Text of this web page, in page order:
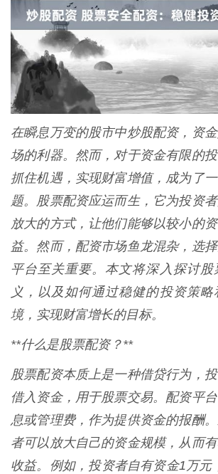
在瞬息万变的股市中炒股配资，资
场的利器。然而，对于资金有限的
抓住机遇，实现财富增值，成为了
题。股票配资应运而生，它为投资
放大的方式，让他们能够以较小的
益。然而，配资市场鱼龙混杂，选
平台至关重要。本文将深入探讨股
义，以及如何通过稳健的投资策
境，实现财富增长的目标。
**什么是股票配资？**
股票配资本质上是一种借贷行为，
借入资金，用于股票交易。配资平
息或管理费，作为提供资金的报酬
者可以放大自己的资金规模，从而
收益。例如，投资者自有资金1万元